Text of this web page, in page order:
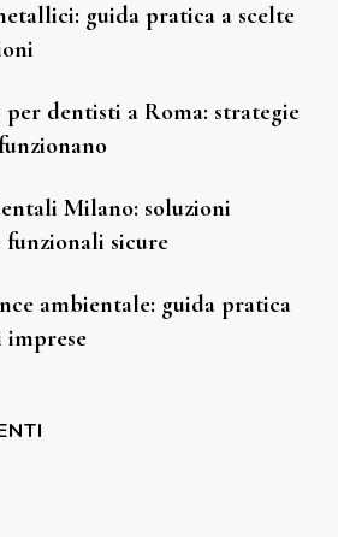
guida pratica a scelte
dentisti a Roma: strategie
Milano: soluzioni
funzionali sicure
ambientale: guida pratica